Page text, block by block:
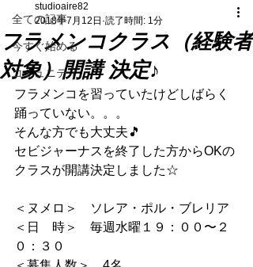
全ての記事
今すぐ始める
コミュニティ
フラメンコクラス（経験者
対象）開講 決定♪
studioaire82
2018年7月12日 読了時間: 1分
フラメンコを習っていたけどしばらく
踊っていない。。。
そんな方でも大丈夫🎵
セビジャーナスを終了した方からOKの
クラスが開講決定しました☆
＜ヌメロ＞　ソレア・ポル・ブレリア
＜日　時＞　毎週水曜１９：００〜２
０：３０